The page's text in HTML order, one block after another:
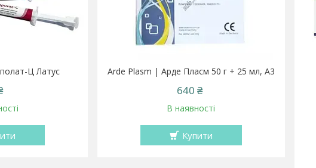
Ц Латус Arde Plasm | Арде Пласм 50 г + 25 мл, A3
640 ₴
В наявності
Купити